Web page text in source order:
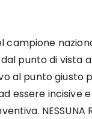
campione
punto di vista
al punto
essere incisive
NESSUNA